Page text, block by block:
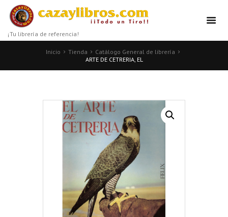
¡Tu librería de referencia!
Inicio Tienda
Catálogo General de librería
ARTE DE CETRERIA, EL